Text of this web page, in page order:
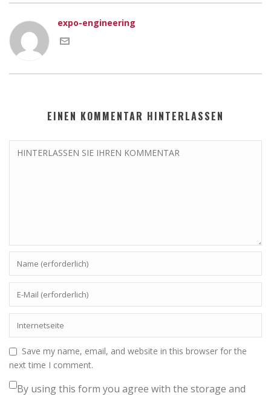
expo-engineering
EINEN KOMMENTAR HINTERLASSEN
Save my name, email, and website in this browser for the
next time I comment.
By using this form you agree with the storage and